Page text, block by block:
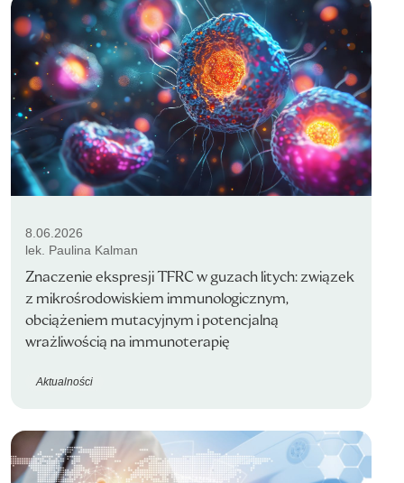
8.06.2026
lek. Paulina Kalman
Znaczenie ekspresji TFRC w guzach litych: związek
z mikrośrodowiskiem immunologicznym,
obciążeniem mutacyjnym i potencjalną
wrażliwością na immunoterapię
Aktualności